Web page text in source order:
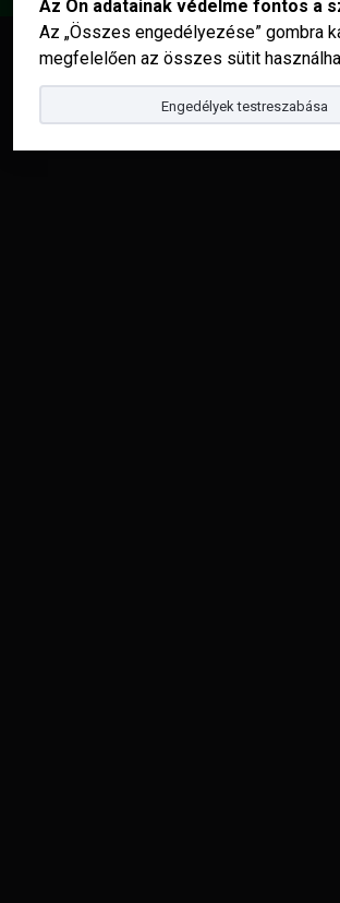
Az Ön adatainak védelme fontos a
Az „Összes engedélyezése” gombra
megfelelően az összes sütit
Engedélyek testreszabása